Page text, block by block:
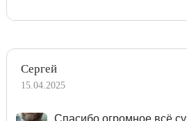
Сергей
15.04.2025
Спасибо огромное всё